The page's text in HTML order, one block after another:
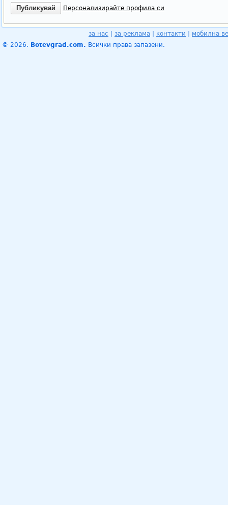
Персонализирайте профила си
за нас за реклама контакти
мобилна
© 2026. Botevgrad.com. Всички права запазени.